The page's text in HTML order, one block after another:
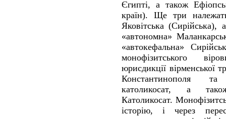
Єгипті, а також
країн). Ще три
Яковітська (Сирійська),
«автономна»
«автокефальна»
монофізитського
юрисдикції вірменської
Константинополя
католикосат, а
Католикосат.
історію, і через